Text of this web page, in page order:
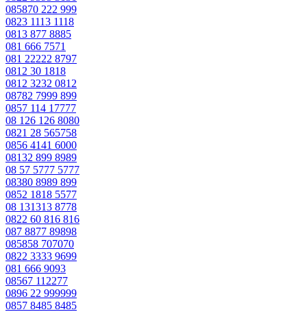
085870 222 999
0823 1113 1118
0813 877 8885
081 666 7571
081 22222 8797
0812 30 1818
0812 3232 0812
08782 7999 899
0857 114 17777
08 126 126 8080
0821 28 565758
0856 4141 6000
08132 899 8989
08 57 5777 5777
08380 8989 899
0852 1818 5577
08 131313 8778
0822 60 816 816
087 8877 89898
085858 707070
0822 3333 9699
081 666 9093
08567 112277
0896 22 999999
0857 8485 8485